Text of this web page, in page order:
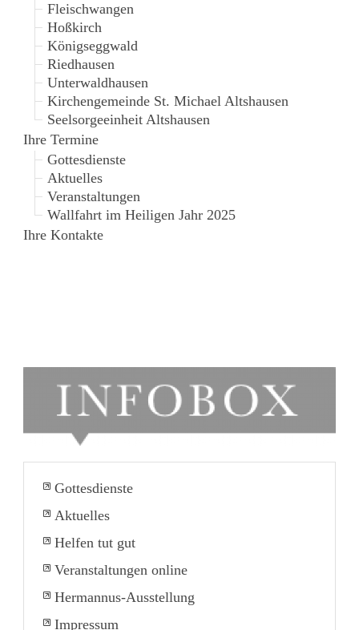
Fleischwangen
Hoßkirch
Königseggwald
Riedhausen
Unterwaldhausen
Kirchengemeinde St. Michael Altshausen
Seelsorgeeinheit Altshausen
Ihre Termine
Gottesdienste
Aktuelles
Veranstaltungen
Wallfahrt im Heiligen Jahr 2025
Ihre Kontakte
Gottesdienste
Aktuelles
Helfen tut gut
Veranstaltungen online
Hermannus-Ausstellung
Impressum